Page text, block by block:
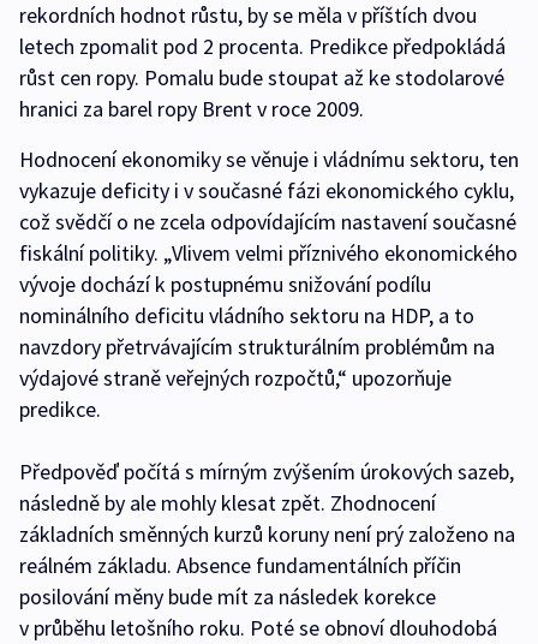
rekordních hodnot růstu, by se měla v příštích dvou
letech zpomalit pod 2 procenta. Predikce předpokládá
růst cen ropy. Pomalu bude stoupat až ke stodolarové
hranici za barel ropy Brent v roce 2009.
Hodnocení ekonomiky se věnuje i vládnímu sektoru, ten
vykazuje deficity i v současné fázi ekonomického cyklu,
což svědčí o ne zcela odpovídajícím nastavení současné
fiskální politiky. „Vlivem velmi příznivého ekonomického
vývoje dochází k postupnému snižování podílu
nominálního deficitu vládního sektoru na HDP, a to
navzdory přetrvávajícím strukturálním problémům na
výdajové straně veřejných rozpočtů,“ upozorňuje
predikce.
Předpověď počítá s mírným zvýšením úrokových sazeb,
následně by ale mohly klesat zpět. Zhodnocení
základních směnných kurzů koruny není prý založeno na
reálném základu. Absence fundamentálních příčin
posilování měny bude mít za následek korekce
v průběhu letošního roku. Poté se obnoví dlouhodobá